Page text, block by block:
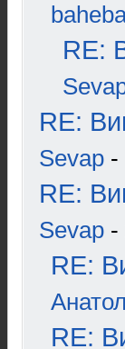
RE:
RE:
Sevap -
RE:
Sevap -
RE:
RE: